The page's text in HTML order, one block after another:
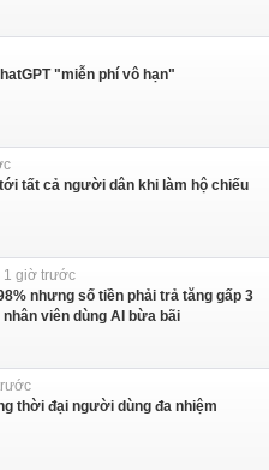
"miễn phí vô hạn"
tất cả người dân khi làm hộ chiếu
1 giờ trước
nhưng số tiền phải trả tăng gấp 3
viên dùng AI bừa bãi
thời đại người dùng đa nhiệm